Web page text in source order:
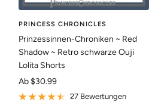
PRINCESS CHRONICLES
Prinzessinnen-Chroniken ~ Red
Shadow ~ Retro schwarze Ouji
Lolita Shorts
Angebotspreis
Ab $30.99
27 Bewertungen